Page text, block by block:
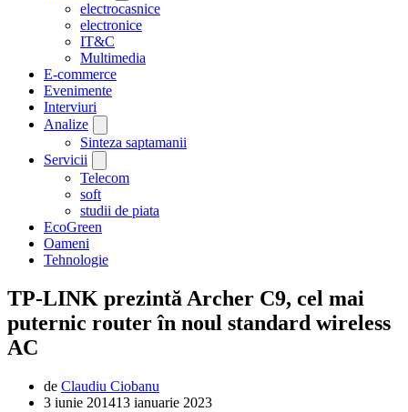
electrocasnice
electronice
IT&C
Multimedia
E-commerce
Evenimente
Interviuri
Analize
Sinteza saptamanii
Servicii
Telecom
soft
studii de piata
EcoGreen
Oameni
Tehnologie
TP-LINK prezintă Archer C9, cel mai
puternic router în noul standard wireless
AC
de Claudiu Ciobanu
3 iunie 201413 ianuarie 2023